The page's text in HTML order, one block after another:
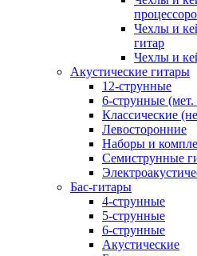
Чехлы и
гитар
Чехлы и
Акустические гитары
12-струнные
6-струнные
Классические
Левосторонние
Наборы и
Семиструнные
Бас-гитары
4-струнные
5-струнные
6-струнные
Акустические